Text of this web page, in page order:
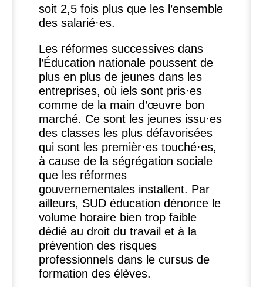
soit 2,5 fois plus que les l’ensemble
des salarié·es.
Les réformes successives dans
l’Éducation nationale poussent de
plus en plus de jeunes dans les
entreprises, où iels sont pris·es
comme de la main d’œuvre bon
marché. Ce sont les jeunes issu·es
des classes les plus défavorisées
qui sont les premièr·es touché·es,
à cause de la ségrégation sociale
que les réformes
gouvernementales installent. Par
ailleurs, SUDéducation dénonce le
volume horaire bien trop faible
dédié au droit du travail et à la
prévention des risques
professionnels dans le cursus de
formation des élèves.